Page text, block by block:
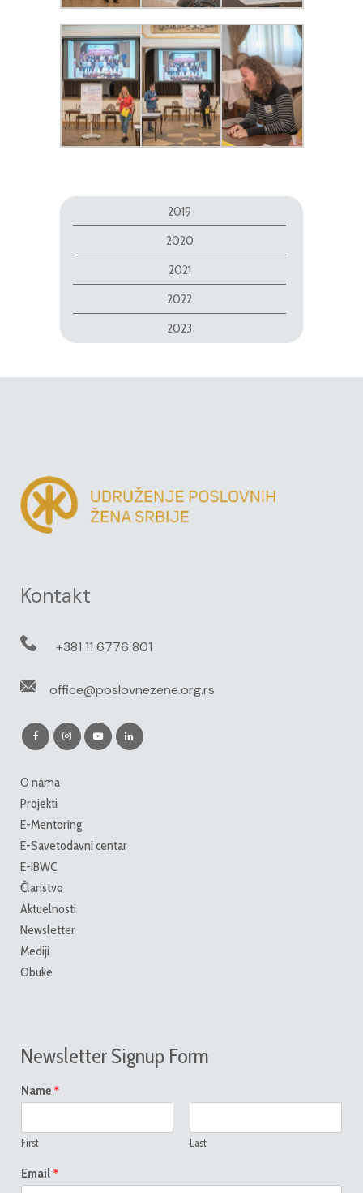
2019
2020
2021
2022
2023
Kontakt
+381 11 6776 801
office@poslovnezene.org.rs
O nama
Projekti
E-Mentoring
E-Savetodavni centar
E-IBWC
Članstvo
Aktuelnosti
Newsletter
Mediji
Obuke
Newsletter Signup Form
Name *
First Last
Email *